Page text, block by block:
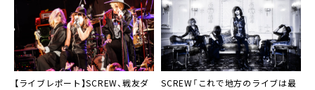
【ライブレポート】SCREW、戦友ダ
SCREW「これで地方のライブは最